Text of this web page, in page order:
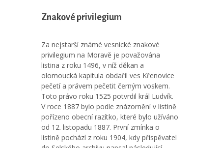
Znakové privilegium
Za nejstarší známé vesnické znakové
privilegium na Moravě je považována
listina z roku 1496, v níž děkan a
olomoucká kapitula obdařil ves Křenovice
pečetí a právem pečetit černým voskem.
Toto právo roku 1525 potvrdil král Ludvík.
V roce 1887 bylo podle znázornění v listině
pořízeno obecní razítko, které bylo užíváno
od 12. listopadu 1887. První zmínka o
listině pochází z roku 1904, kdy přispěvatel